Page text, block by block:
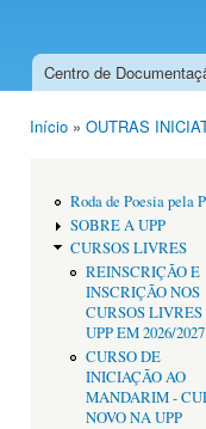
Menu principal
Centro de
Início » OUTRAS
Roda de Poesia pela
SOBRE A UPP
CURSOS LIVRES
REINSCRIÇÃO E
INSCRIÇÃO NOS
CURSOS LIVRES
UPP EM 2026/2027
CURSO DE
INICIAÇÃO AO
MANDARIM -
NOVO NA UPP